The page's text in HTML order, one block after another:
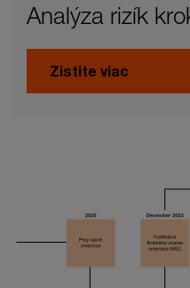
Analýza rizík
Zistite viac